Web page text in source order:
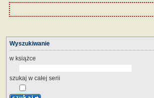
Wyszukiwanie
w książce
szukaj w całej serii